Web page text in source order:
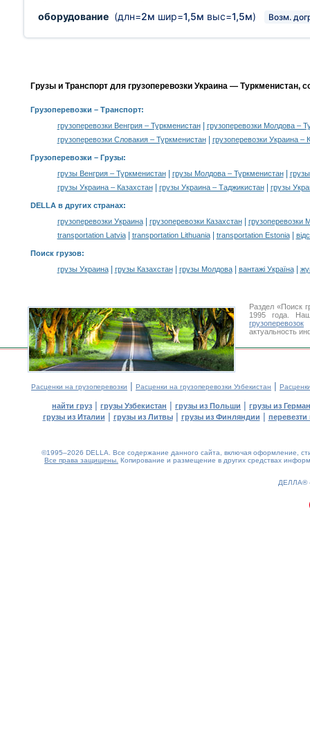
оборудование (длн=2м шир=1,5м выс=1,5м) Возм.
Грузы и Транспорт для грузоперевозки Украина — Туркменистан,
Грузоперевозки – Транспорт:
грузоперевозки Венгрия – Туркменистан|
грузоперевозки Молдова –
грузоперевозки Словакия – Туркменистан| грузоперевозки Украина –
Грузоперевозки – Грузы:
грузы Венгрия – Туркменистан| грузы Молдова – Туркменистан|
грузы Украина – Казахстан| грузы Украина – Таджикистан| грузы
DELLA в других странах:
грузоперевозки Украина| грузоперевозки Казахстан|
грузоперевозки
transportation Latvia| transportation Lithuania| transportation Estonia|
Поиск грузов:
грузы Украина| грузы Казахстан| грузы Молдова| вантажі Україна|
Раздел «Поиск
1995 года.
грузоперевозок
актуальность
Расценки на грузоперевозки | Расценки на грузоперевозки Узбекистан |
найти груз | грузы Узбекистан | грузы из Польши | грузы из
грузы из Италии | грузы из Литвы| грузы из Финляндии | перевезти
©1995–2026 DELLA. Все содержание данного сайта, включая оформление,
Все права защищены. Копирование и размещение в других средствах